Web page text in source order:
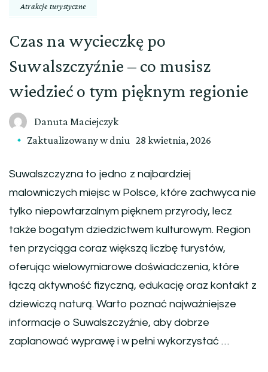
Atrakcje turystyczne
Czas na wycieczkę po
Suwalszczyźnie – co musisz
wiedzieć o tym pięknym regionie
Danuta Maciejczyk
Zaktualizowany w dniu 28 kwietnia, 2026
Suwalszczyzna to jedno z najbardziej
malowniczych miejsc w Polsce, które zachwyca nie
tylko niepowtarzalnym pięknem przyrody, lecz
także bogatym dziedzictwem kulturowym. Region
ten przyciąga coraz większą liczbę turystów,
oferując wielowymiarowe doświadczenia, które
łączą aktywność fizyczną, edukację oraz kontakt z
dziewiczą naturą. Warto poznać najważniejsze
informacje o Suwalszczyźnie, aby dobrze
zaplanować wyprawę i w pełni wykorzystać …